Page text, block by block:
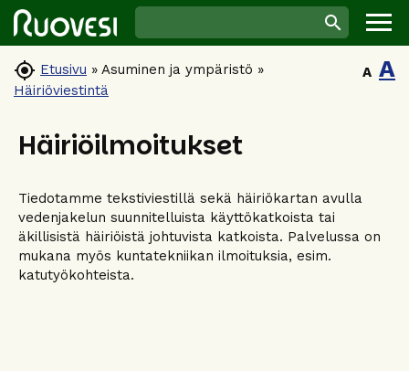
 Etusivu » Asuminen ja ympäristö »
Häiriöviestintä
A A
Häiriöilmoitukset
Tiedotamme tekstiviestillä sekä häiriökartan avulla
vedenjakelun suunnitelluista käyttökatkoista tai
äkillisistä häiriöistä johtuvista katkoista. Palvelussa on
mukana myös kuntatekniikan ilmoituksia, esim.
katutyökohteista.